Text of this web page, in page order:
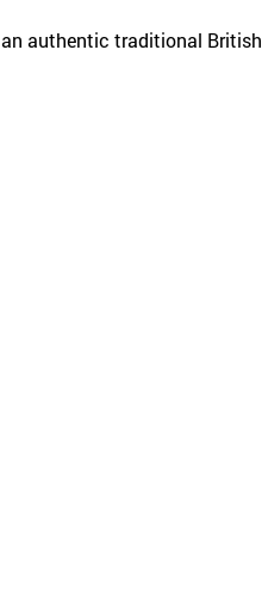
authentic traditional British